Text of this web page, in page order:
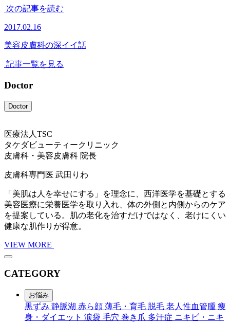
次の記事を読む
2017.02.16
美容皮膚科の深イイ話
記事一覧を見る
Doctor
Doctor
医療法人TSC
タケダビューティークリニック
皮膚科・美容皮膚科 院長
皮膚科専門医 武田りわ
「美肌は人を幸せにする」を理念に、西洋医学を基礎とする
美容医療に栄養医学を取り入れ、体の外側と内側からのケア
を提案している。肌の老化を治すだけではなく、老けにくい
健康な肌作りが得意。
VIEW MORE
CATEGORY
お悩み
黒ずみ 静脈湖 赤ら顔 薄毛・育毛 脱毛 老人性血管腫 痩
身・ダイエット 涙袋 毛穴 巻き爪 多汗症 ニキビ・ニキ